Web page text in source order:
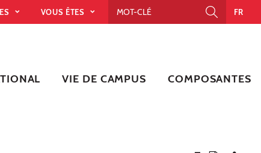
VOUS ÊTES FR
VIE DE CAMPUS COMPOSANTES